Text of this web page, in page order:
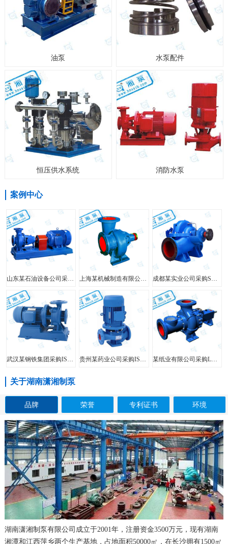
油泵 水泵配件
恒压供水系统 消防水泵
案例中心
山东某石油设备公司采购FIS型单级单吸离心泵
某纸业有限公司采购LXL型两相流无堵塞纸浆泵
关于湖南潇湘制泵
品牌 荣誉 专利证书 环境
湖南潇湘制泵有限公司成立于2001年，注册资金3500万元，现有湖南
湘潭和江西萍乡两个生产基地，占地面积50000㎡，在长沙拥有1500㎡